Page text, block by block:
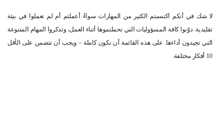
لا شك في أنكم اكتسبتم الكثير من المهارات سواءً أعملتم أم لم تعملوا في بيئة
تقليدية. دوّنوا كافة المسؤوليات التي تحملتموها أثناء العمل، وتذكروا المهام المتنوعة
التي تجيدون أداءها. على هذه القائمة أن تكون كاملة – ويجب أن تتضمن على الأقل
10 أفكار مختلفة.